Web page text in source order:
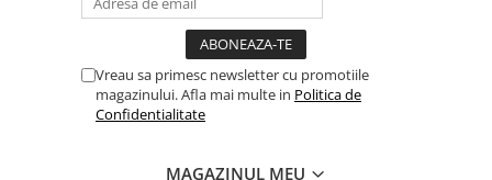
Vreau sa primesc newsletter cu promotiile
magazinului. Afla mai multe in Politica de
Confidentialitate
MAGAZINUL MEU